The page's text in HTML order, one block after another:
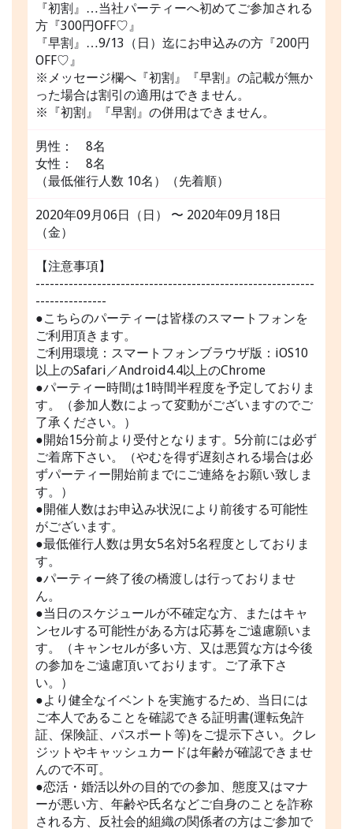
『初割』…当社パーティーへ初めてご参加される
方『300円OFF♡』
『早割』…9/13（日）迄にお申込みの方『200円
OFF♡』
※メッセージ欄へ『初割』『早割』の記載が無か
った場合は割引の適用はできません。
※『初割』『早割』の併用はできません。
男性： 8名
女性： 8名
（最低催行人数 10名）（先着順）
2020年09月06日（日） 〜 2020年09月18日
（金）
【注意事項】
-----------------------------------------------------------
---------------
●こちらのパーティーは皆様のスマートフォンを
ご利用頂きます。
ご利用環境：スマートフォンブラウザ版：iOS10
以上のSafari／Android4.4以上のChrome
●パーティー時間は1時間半程度を予定しておりま
す。（参加人数によって変動がございますのでご
了承ください。）
●開始15分前より受付となります。5分前には必ず
ご着席下さい。（やむを得ず遅刻される場合は必
ずパーティー開始前までにご連絡をお願い致しま
す。）
●開催人数はお申込み状況により前後する可能性
がございます。
●最低催行人数は男女5名対5名程度としておりま
す。
●パーティー終了後の橋渡しは行っておりませ
ん。
●当日のスケジュールが不確定な方、またはキャ
ンセルする可能性がある方は応募をご遠慮願いま
す。（キャンセルが多い方、又は悪質な方は今後
の参加をご遠慮頂いております。ご了承下さ
い。）
●より健全なイベントを実施するため、当日には
ご本人であることを確認できる証明書(運転免許
証、保険証、パスポート等)をご提示下さい。クレ
ジットやキャッシュカードは年齢が確認できませ
んので不可。
●恋活・婚活以外の目的での参加、態度又はマナ
ーが悪い方、年齢や氏名などご自身のことを詐称
される方、反社会的組織の関係者の方はご参加で